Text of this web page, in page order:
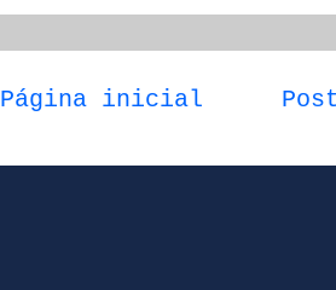
Página inicial